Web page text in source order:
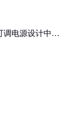
调电源设计中的